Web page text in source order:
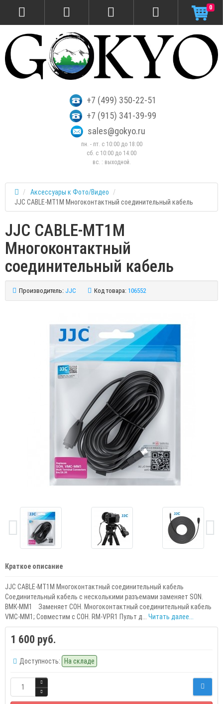
+7 (499) 350-22-51
+7 (915) 341-39-99
sales@gokyo.ru
пн. - пт. с 10:00 до 18:00
сб. c 10:00 до 14:00
вс. : выходной.
0
Аксессуары к Фото/Видео
JJC CABLE-MT1M Многоконтактный соединительный кабель
JJC CABLE-MT1M
Многоконтактный
соединительный кабель
Производитель: JJC Код товара: 106552
Краткое описание
JJC CABLE-MT1M Многоконтактный соединительный кабель
Соединительный кабель с несколькими разъемами заменяет SON.
ВМК-ММ1 Заменяет СОН. Многоконтактный соединительный кабель
VMC-MM1; Совместим с СОН. RM-VPR1 Пульт д... Читать далее...
1 600 руб.
Доступность: На складе